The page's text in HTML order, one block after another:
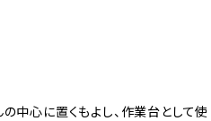
中心に置くもよし、作業台として使